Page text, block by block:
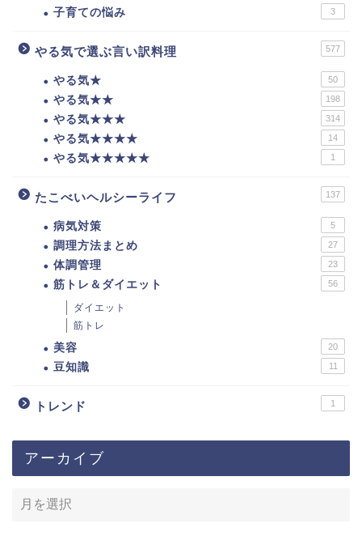
子育ての悩み 3
やる気で選ぶ言い訳料理 577
やる気★ 50
やる気★★ 198
やる気★★★ 314
やる気★★★★ 14
やる気★★★★★ 1
たこべいヘルシーライフ 137
病気対策 5
調理方法まとめ 27
体調管理 23
筋トレ＆ダイエット 56
ダイエット
筋トレ
美容 20
豆知識 11
トレンド 1
アーカイブ